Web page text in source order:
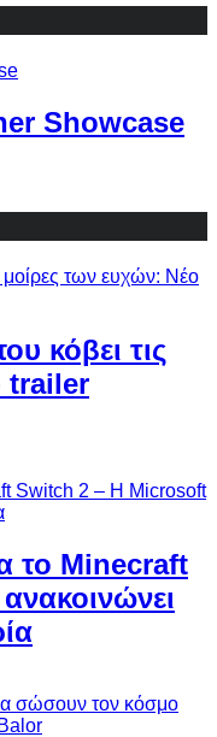
Showcase
κόβει τις
trailer
το Minecraft